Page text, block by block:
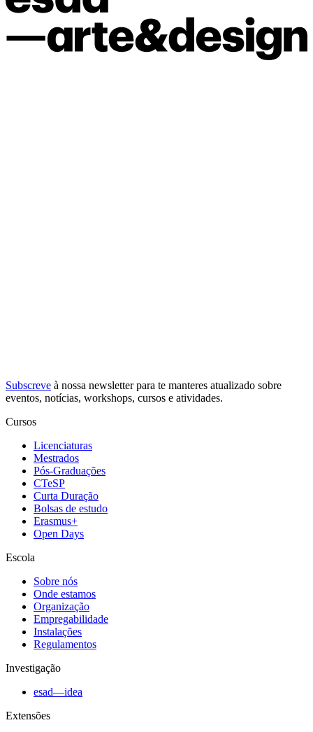
Subscreve à nossa newsletterpara te manteres atualizado sobre
eventos, notícias, workshops, cursos e atividades.
Cursos
Licenciaturas
Mestrados
Pós-Graduações
CTeSP
Curta Duração
Bolsas de estudo
Erasmus+
Open Days
Escola
Sobre nós
Onde estamos
Organização
Empregabilidade
Instalações
Regulamentos
Investigação
esad—idea
Extensões